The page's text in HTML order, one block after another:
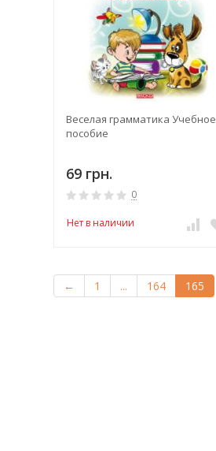
Веселая грамматика Учебное
пособие
69 грн.
0
Нет в наличии
← 1 ... 164 165